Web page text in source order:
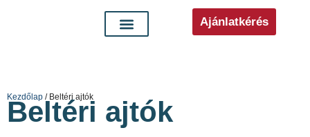
Ajánlatkérés
Kezdőlap / Beltéri ajtók
Beltéri ajtók